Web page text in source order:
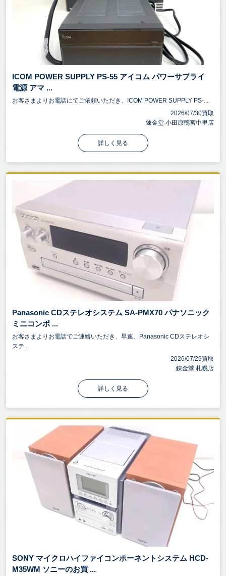
ICOM POWER SUPPLY PS-55 アイコム パワーサプライ
電源 アマ ...
お客さまよりお電話にてご依頼いただき、ICOM POWER SUPPLY PS-...
2026/07/30買取
錬金堂 小田原鴨宮中里店
詳しく見る
Panasonic CDステレオシステム SA-PMX70 パナソニック
ミニコンポ ...
お客さまよりお電話でご連絡いただき、早速、Panasonic CDステレオシ
ステ...
2026/07/29買取
錬金堂 札幌店
詳しく見る
SONY マイクロハイファイコンポーネントシステム HCD-
M35WM ソニーのお買 ...